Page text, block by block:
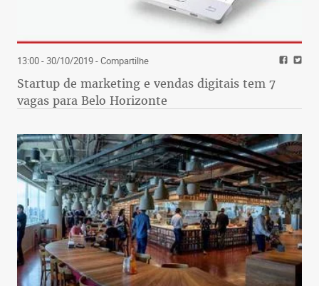
13:00 - 30/10/2019- Compartilhe
Startup de marketing e vendas digitais tem 7
vagas para Belo Horizonte